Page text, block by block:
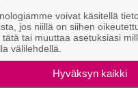
voivat käsitellä
jos niillä on siihen
tätä tai muuttaa asetuksiasi
välilehdellä.
Hyväksyn kaikki